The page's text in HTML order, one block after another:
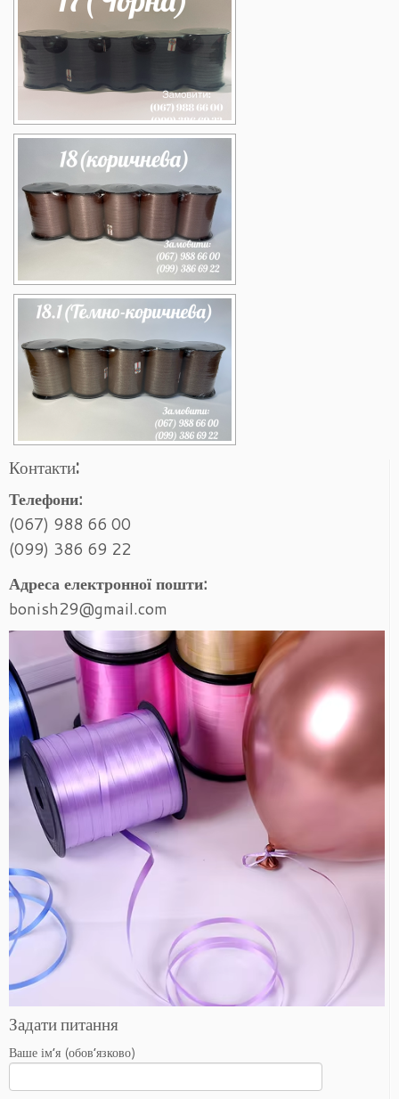
Контакти:
Телефони:
(067) 988 66 00
(099) 386 69 22
Адреса електронної пошти:
bonish29@gmail.com
Задати питання
Ваше ім’я (обов’язково)